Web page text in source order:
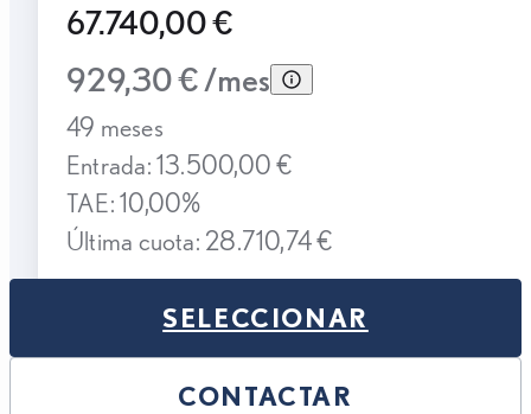
67.740,00 €
929,30 € /mes
49 meses
Entrada: 13.500,00 €
TAE: 10,00%
Última cuota: 28.710,74 €
SELECCIONAR
CONTACTAR